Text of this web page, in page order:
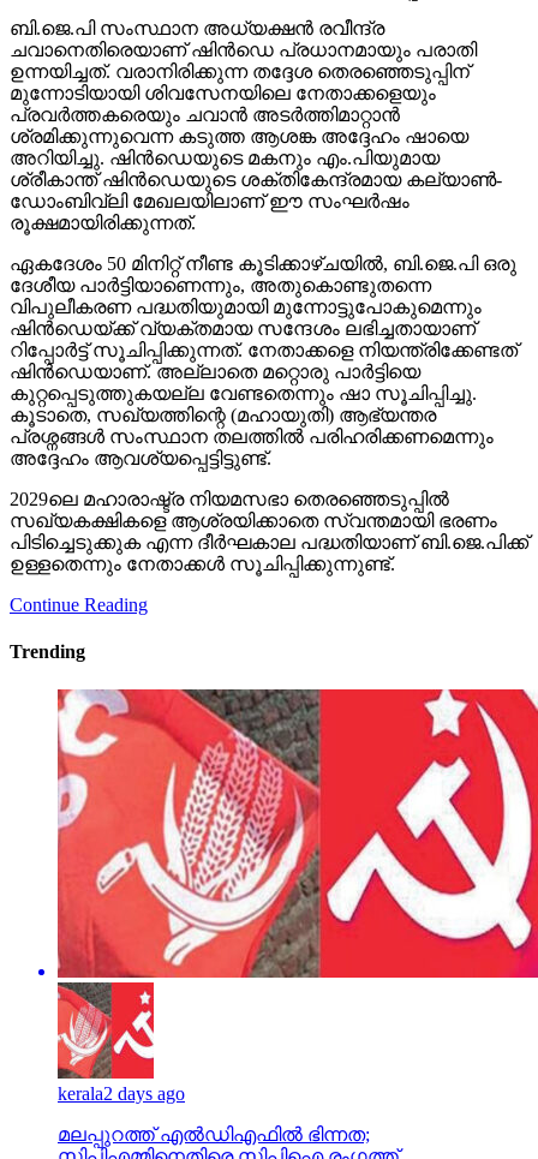
ബി.ജെ.പി സംസ്ഥാന അധ്യക്ഷന്‍ രവീന്ദ്ര
ചവാനെതിരെയാണ് ഷിന്‍ഡെ പ്രധാനമായും പരാതി
ഉന്നയിച്ചത്. വരാനിരിക്കുന്ന തദ്ദേശ തെരഞ്ഞെടുപ്പിന്
മുന്നോടിയായി ശിവസേനയിലെ നേതാക്കളെയും
പ്രവര്‍ത്തകരെയും ചവാന്‍ അടര്‍ത്തിമാറ്റാന്‍
ശ്രമിക്കുന്നുവെന്ന കടുത്ത ആശങ്ക അദ്ദേഹം ഷായെ
അറിയിച്ചു. ഷിന്‍ഡെയുടെ മകനും എം.പിയുമായ
ശ്രീകാന്ത് ഷിന്‍ഡെയുടെ ശക്തികേന്ദ്രമായ കല്യാണ്‍-
ഡോംബിവ്ലി മേഖലയിലാണ് ഈ സംഘര്‍ഷം
രൂക്ഷമായിരിക്കുന്നത്.
ഏകദേശം 50 മിനിറ്റ് നീണ്ട കൂടിക്കാഴ്ചയില്‍, ബി.ജെ.പി ഒരു
ദേശീയ പാര്‍ട്ടിയാണെന്നും, അതുകൊണ്ടുതന്നെ
വിപുലീകരണ പദ്ധതിയുമായി മുന്നോട്ടുപോകുമെന്നും
ഷിന്‍ഡെയ്ക്ക് വ്യക്തമായ സന്ദേശം ലഭിച്ചതായാണ്
റിപ്പോര്‍ട്ട് സൂചിപ്പിക്കുന്നത്. നേതാക്കളെ നിയന്ത്രിക്കേണ്ടത്
ഷിന്‍ഡെയാണ്. അല്ലാതെ മറ്റൊരു പാര്‍ട്ടിയെ
കുറ്റപ്പെടുത്തുകയല്ല വേണ്ടതെന്നും ഷാ സൂചിപ്പിച്ചു.
കൂടാതെ, സഖ്യത്തിന്റെ (മഹായുതി) ആഭ്യന്തര
പ്രശ്നങ്ങള്‍ സംസ്ഥാന തലത്തില്‍ പരിഹരിക്കണമെന്നും
അദ്ദേഹം ആവശ്യപ്പെട്ടിട്ടുണ്ട്.
2029ലെ മഹാരാഷ്ട്ര നിയമസഭാ തെരഞ്ഞെടുപ്പില്‍
സഖ്യകക്ഷികളെ ആശ്രയിക്കാതെ സ്വന്തമായി ഭരണം
പിടിച്ചെടുക്കുക എന്ന ദീര്‍ഘകാല പദ്ധതിയാണ് ബി.ജെ.പിക്ക്
ഉള്ളതെന്നും നേതാക്കള്‍ സൂചിപ്പിക്കുന്നുണ്ട്.
Continue Reading
Trending
kerala2 days ago
മലപ്പുറത്ത് എല്‍ഡിഎഫില്‍ ഭിന്നത;